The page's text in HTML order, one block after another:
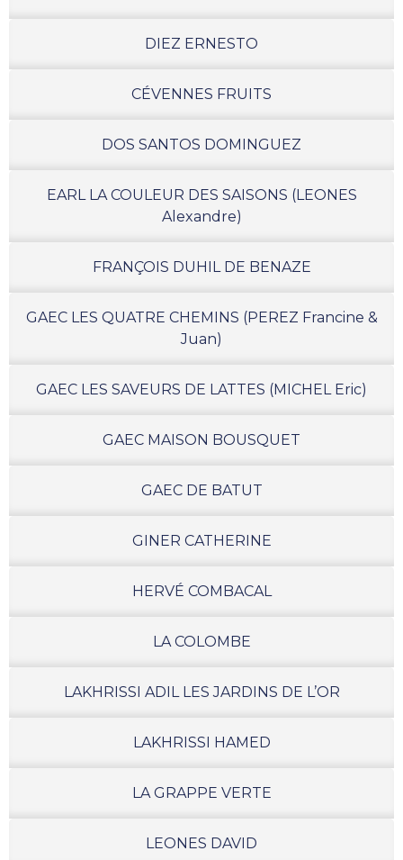
DIEZ ERNESTO
CÉVENNES FRUITS
DOS SANTOS DOMINGUEZ
EARL LA COULEUR DES SAISONS (LEONES
Alexandre)
FRANÇOIS DUHIL DE BENAZE
GAEC LES QUATRE CHEMINS (PEREZ Francine &
Juan)
GAEC LES SAVEURS DE LATTES (MICHEL Eric)
GAEC MAISON BOUSQUET
GAEC DE BATUT
GINER CATHERINE
HERVÉ COMBACAL
LA COLOMBE
LAKHRISSI ADIL LES JARDINS DE L’OR
LAKHRISSI HAMED
LA GRAPPE VERTE
LEONES DAVID